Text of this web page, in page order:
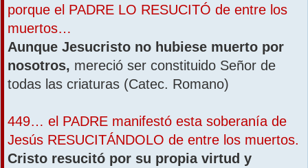
porque el PADRE LO RESUCITÓ de entre los
muertos…
Aunque Jesucristo no hubiese muerto por
nosotros, mereció ser constituido Señor de
todas las criaturas (Catec. Romano)
449… el PADRE manifestó esta soberanía de
Jesús RESUCITÁNDOLO de entre los muertos.
Cristo resucitó por su propia virtud y